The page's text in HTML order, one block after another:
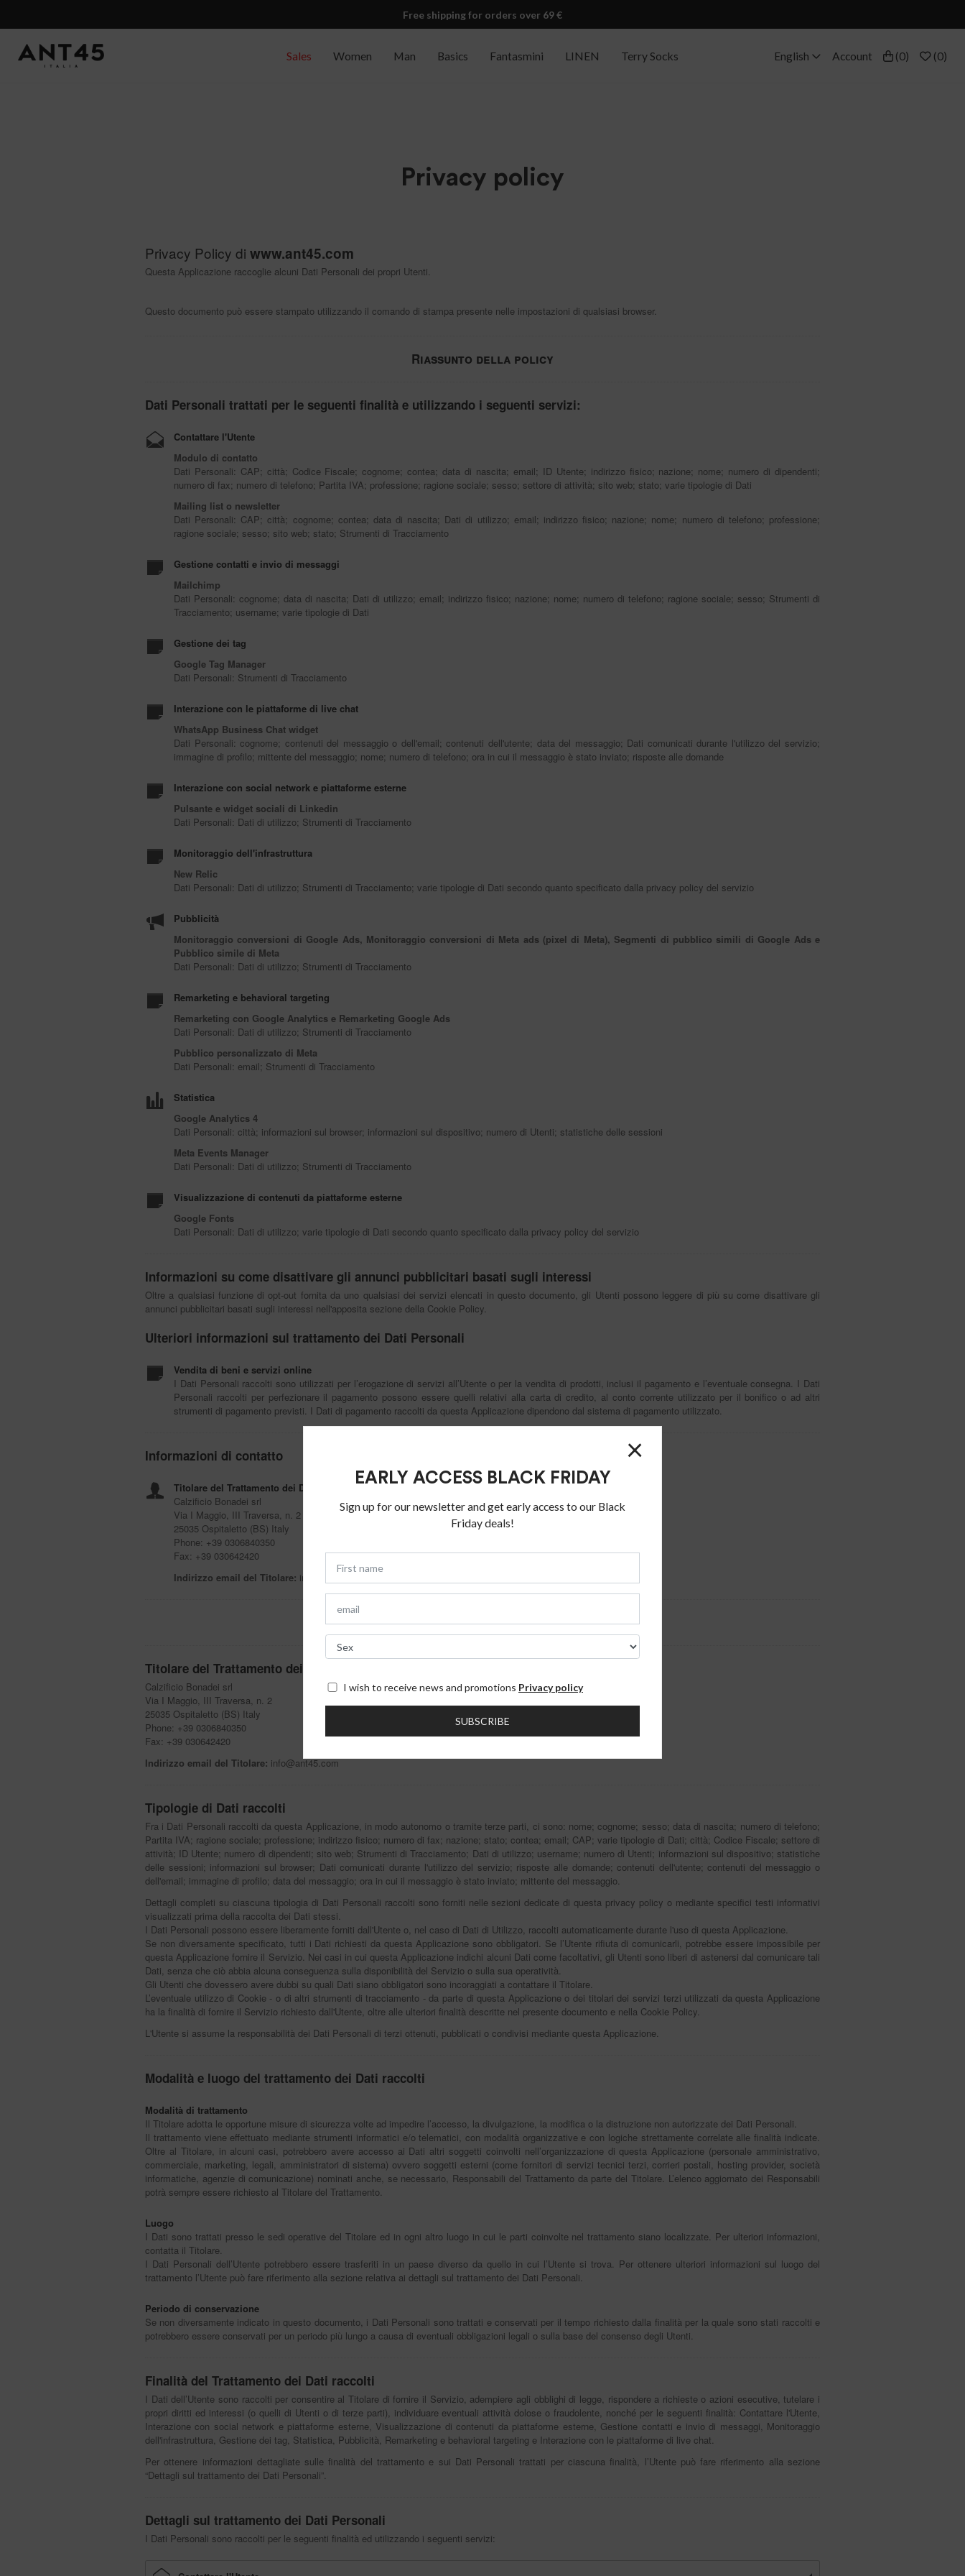
Free shipping for orders over 69 €
Sales Women Man Basics Fantasmini LINEN Terry Socks English Account (0) (0)
Privacy policy
Privacy Policy di www.ant45.com
Questa Applicazione raccoglie alcuni Dati Personali dei propri Utenti.
Questo documento può essere stampato utilizzando il comando di stampa presente nelle impostazioni di qualsiasi browser.
Riassunto della policy
Dati Personali trattati per le seguenti finalità e utilizzando i seguenti servizi:
Contattare l'Utente
Modulo di contatto
Dati Personali: CAP; città; Codice Fiscale; cognome; contea; data di nascita; email; ID Utente; indirizzo fisico; nazione; nome; numero di dipendenti;
numero di fax; numero di telefono; Partita IVA; professione; ragione sociale; sesso; settore di attività; sito web; stato; varie tipologie di Dati
Mailing list o newsletter
Dati Personali: CAP; città; cognome; contea; data di nascita; Dati di utilizzo; email; indirizzo fisico; nazione; nome; numero di telefono; professione;
ragione sociale; sesso; sito web; stato; Strumenti di Tracciamento
Gestione contatti e invio di messaggi
Mailchimp
Dati Personali: cognome; data di nascita; Dati di utilizzo; email; indirizzo fisico; nazione; nome; numero di telefono; ragione sociale; sesso; Strumenti di
Tracciamento; username; varie tipologie di Dati
Gestione dei tag
Google Tag Manager
Dati Personali: Strumenti di Tracciamento
Interazione con le piattaforme di live chat
WhatsApp Business Chat widget
Dati Personali: cognome; contenuti del messaggio o dell'email; contenuti dell'utente; data del messaggio; Dati comunicati durante l'utilizzo del servizio;
immagine di profilo; mittente del messaggio; nome; numero di telefono; ora in cui il messaggio è stato inviato; risposte alle domande
Interazione con social network e piattaforme esterne
Pulsante e widget sociali di Linkedin
Dati Personali: Dati di utilizzo; Strumenti di Tracciamento
Monitoraggio dell'infrastruttura
New Relic
Dati Personali: Dati di utilizzo; Strumenti di Tracciamento; varie tipologie di Dati secondo quanto specificato dalla privacy policy del servizio
Pubblicità
Monitoraggio conversioni di Google Ads, Monitoraggio conversioni di Meta ads (pixel di Meta), Segmenti di pubblico simili di Google Ads e
Pubblico simile di Meta
Dati Personali: Dati di utilizzo; Strumenti di Tracciamento
Remarketing e behavioral targeting
Remarketing con Google Analytics e Remarketing Google Ads
Dati Personali: Dati di utilizzo; Strumenti di Tracciamento
Pubblico personalizzato di Meta
Dati Personali: email; Strumenti di Tracciamento
Statistica
Google Analytics 4
Dati Personali: città; informazioni sul browser; informazioni sul dispositivo; numero di Utenti; statistiche delle sessioni
Meta Events Manager
Dati Personali: Dati di utilizzo; Strumenti di Tracciamento
Visualizzazione di contenuti da piattaforme esterne
Google Fonts
Dati Personali: Dati di utilizzo; varie tipologie di Dati secondo quanto specificato dalla privacy policy del servizio
Informazioni su come disattivare gli annunci pubblicitari basati sugli interessi
Oltre a qualsiasi funzione di opt-out fornita da uno qualsiasi dei servizi elencati in questo documento, gli Utenti possono leggere di più su come disattivare gli
annunci pubblicitari basati sugli interessi nell'apposita sezione della Cookie Policy.
Ulteriori informazioni sul trattamento dei Dati Personali
Vendita di beni e servizi online
I Dati Personali raccolti sono utilizzati per l’erogazione di servizi all’Utente o per la vendita di prodotti, inclusi il pagamento e l’eventuale consegna. I Dati
Personali raccolti per perfezionare il pagamento possono essere quelli relativi alla carta di credito, al conto corrente utilizzato per il bonifico o ad altri
strumenti di pagamento previsti. I Dati di pagamento raccolti da questa Applicazione dipendono dal sistema di pagamento utilizzato.
Informazioni di contatto
Titolare del Trattamento dei Dati
Calzificio Bonadei srl
Via I Maggio, III Traversa, n. 2
25035 Ospitaletto (BS) Italy
Phone: +39 0306840350
Fax: +39 030642420
Indirizzo email del Titolare: info@ant45.com
Policy completa
Titolare del Trattamento dei Dati
Calzificio Bonadei srl
Via I Maggio, III Traversa, n. 2
25035 Ospitaletto (BS) Italy
Phone: +39 0306840350
Fax: +39 030642420
Indirizzo email del Titolare: info@ant45.com
Tipologie di Dati raccolti
Fra i Dati Personali raccolti da questa Applicazione, in modo autonomo o tramite terze parti, ci sono: nome; cognome; sesso; data di nascita; numero di telefono;
Partita IVA; ragione sociale; professione; indirizzo fisico; numero di fax; nazione; stato; contea; email; CAP; varie tipologie di Dati; città; Codice Fiscale; settore di
attività; ID Utente; numero di dipendenti; sito web; Strumenti di Tracciamento; Dati di utilizzo; username; numero di Utenti; informazioni sul dispositivo; statistiche
delle sessioni; informazioni sul browser; Dati comunicati durante l'utilizzo del servizio; risposte alle domande; contenuti dell'utente; contenuti del messaggio o
dell'email; immagine di profilo; data del messaggio; ora in cui il messaggio è stato inviato; mittente del messaggio.
Dettagli completi su ciascuna tipologia di Dati Personali raccolti sono forniti nelle sezioni dedicate di questa privacy policy o mediante specifici testi informativi
visualizzati prima della raccolta dei Dati stessi.
I Dati Personali possono essere liberamente forniti dall'Utente o, nel caso di Dati di Utilizzo, raccolti automaticamente durante l'uso di questa Applicazione.
Se non diversamente specificato, tutti i Dati richiesti da questa Applicazione sono obbligatori. Se l’Utente rifiuta di comunicarli, potrebbe essere impossibile per
questa Applicazione fornire il Servizio. Nei casi in cui questa Applicazione indichi alcuni Dati come facoltativi, gli Utenti sono liberi di astenersi dal comunicare tali
Dati, senza che ciò abbia alcuna conseguenza sulla disponibilità del Servizio o sulla sua operatività.
Gli Utenti che dovessero avere dubbi su quali Dati siano obbligatori sono incoraggiati a contattare il Titolare.
L’eventuale utilizzo di Cookie - o di altri strumenti di tracciamento - da parte di questa Applicazione o dei titolari dei servizi terzi utilizzati da questa Applicazione
ha la finalità di fornire il Servizio richiesto dall'Utente, oltre alle ulteriori finalità descritte nel presente documento e nella Cookie Policy.
L'Utente si assume la responsabilità dei Dati Personali di terzi ottenuti, pubblicati o condivisi mediante questa Applicazione.
Modalità e luogo del trattamento dei Dati raccolti
Modalità di trattamento
Il Titolare adotta le opportune misure di sicurezza volte ad impedire l’accesso, la divulgazione, la modifica o la distruzione non autorizzate dei Dati Personali.
Il trattamento viene effettuato mediante strumenti informatici e/o telematici, con modalità organizzative e con logiche strettamente correlate alle finalità indicate.
Oltre al Titolare, in alcuni casi, potrebbero avere accesso ai Dati altri soggetti coinvolti nell’organizzazione di questa Applicazione (personale amministrativo,
commerciale, marketing, legali, amministratori di sistema) ovvero soggetti esterni (come fornitori di servizi tecnici terzi, corrieri postali, hosting provider, società
informatiche, agenzie di comunicazione) nominati anche, se necessario, Responsabili del Trattamento da parte del Titolare. L’elenco aggiornato dei Responsabili
potrà sempre essere richiesto al Titolare del Trattamento.
Luogo
I Dati sono trattati presso le sedi operative del Titolare ed in ogni altro luogo in cui le parti coinvolte nel trattamento siano localizzate. Per ulteriori informazioni,
contatta il Titolare.
I Dati Personali dell’Utente potrebbero essere trasferiti in un paese diverso da quello in cui l’Utente si trova. Per ottenere ulteriori informazioni sul luogo del
trattamento l’Utente può fare riferimento alla sezione relativa ai dettagli sul trattamento dei Dati Personali.
Periodo di conservazione
Se non diversamente indicato in questo documento, i Dati Personali sono trattati e conservati per il tempo richiesto dalla finalità per la quale sono stati raccolti e
potrebbero essere conservati per un periodo più lungo a causa di eventuali obbligazioni legali o sulla base del consenso degli Utenti.
Finalità del Trattamento dei Dati raccolti
I Dati dell’Utente sono raccolti per consentire al Titolare di fornire il Servizio, adempiere agli obblighi di legge, rispondere a richieste o azioni esecutive, tutelare i
propri diritti ed interessi (o quelli di Utenti o di terze parti), individuare eventuali attività dolose o fraudolente, nonché per le seguenti finalità: Contattare l'Utente,
Interazione con social network e piattaforme esterne, Visualizzazione di contenuti da piattaforme esterne, Gestione contatti e invio di messaggi, Monitoraggio
dell'infrastruttura, Gestione dei tag, Statistica, Pubblicità, Remarketing e behavioral targeting e Interazione con le piattaforme di live chat.
Per ottenere informazioni dettagliate sulle finalità del trattamento e sui Dati Personali trattati per ciascuna finalità, l’Utente può fare riferimento alla sezione
“Dettagli sul trattamento dei Dati Personali”.
Dettagli sul trattamento dei Dati Personali
I Dati Personali sono raccolti per le seguenti finalità ed utilizzando i seguenti servizi:
×
EARLY ACCESS BLACK FRIDAY
Sign up for our newsletter and get early access to our Black
Friday deals!
I wish to receive news and promotions Privacy policy
SUBSCRIBE